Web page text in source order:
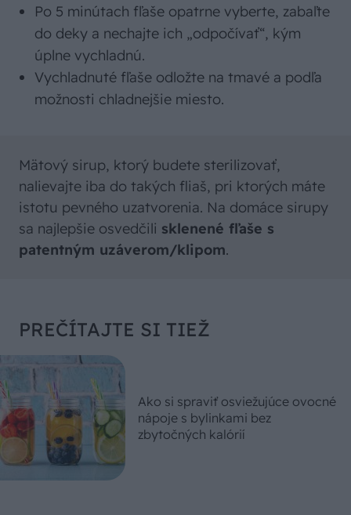
Po 5 minútach fľaše opatrne vyberte, zabaľte
do deky a nechajte ich „odpočívať“, kým
úplne vychladnú.
Vychladnuté fľaše odložte na tmavé a podľa
možnosti chladnejšie miesto.
Mätový sirup, ktorý budete sterilizovať,
nalievajte iba do takých fliaš, pri ktorých máte
istotu pevného uzatvorenia. Na domáce sirupy
sa najlepšie osvedčili sklenené fľaše s
patentným uzáverom/klipom.
PREČÍTAJTE SI TIEŽ
Ako si spraviť osviežujúce ovocné
nápoje s bylinkami bez
zbytočných kalórií